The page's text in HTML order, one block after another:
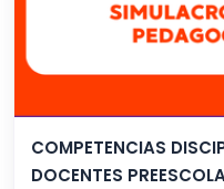
COMPETENCIAS
DOCENTES